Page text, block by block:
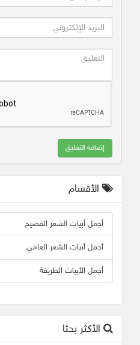
إضافة التعليق
الأقسام
أجمل أبيات الشعر الفصيح
أجمل أبيات الشعر العامي
أجمل الأبيات الطريفة
الأكثر بحثا